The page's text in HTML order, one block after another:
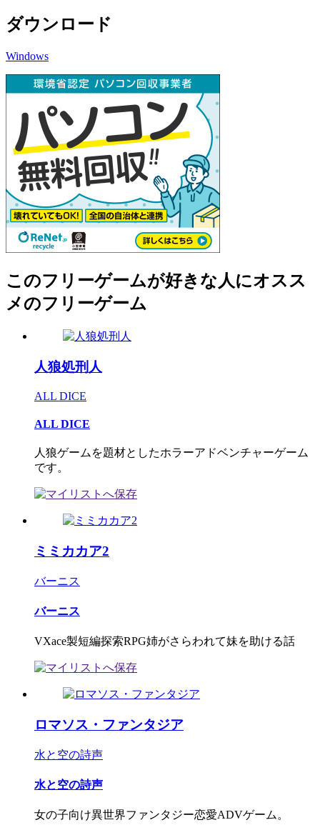
ダウンロード
Windows
このフリーゲームが好きな人にオスス
メのフリーゲーム
人狼処刑人
ALL DICE
ALL DICE
人狼ゲームを題材としたホラーアドベンチャーゲーム
です。
ミミカカア2
バーニス
バーニス
VXace製短編探索RPG姉がさらわれて妹を助ける話
ロマソス・ファンタジア
水と空の詩声
水と空の詩声
女の子向け異世界ファンタジー恋愛ADVゲーム。